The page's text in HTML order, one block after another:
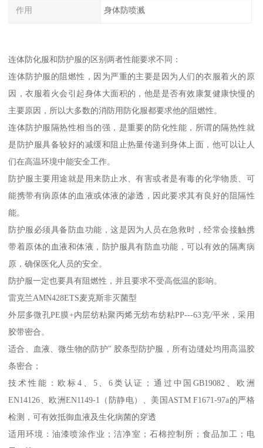
作用 身体防喷溅
连体防化服和防护服的区别两者性能要求不同：
连体防护服的阻燃性，因为严重的主要是因为人们的衣服着火的原
因，衣服着火会引起身体大面积的，他是是否有效康复健康快慢的
主要原因，所以大多数的消防用防化服都要求他的阻燃性。
连体防护服隔热性相当的强，是重要的防化性能，所谓的隔热性就
是防护服具备较好的减缓和阻止热量传递到身体上面，他可以让人
们在高温环境中能安全工作。
防护服主要用途就是用来防止水、有害或者是有毒的化学物质、可
能携带有病原体的血液或体液的渗透，因此要求其有良好的阻隔性
能。
防护服必须具备防血功能，这是因为人员在急救时，经常会接触携
带着原体的血液和体液，防护服具有防血功能，可以有效的隔离病
原，确保医化人员的安全。
防护服一定也要具有阻燃性，并且要求不受高低温的影响。
雷克兰AMN428ETS麦克斯非灭菌型
外层多微孔PE膜+内层纺粘聚丙烯无纺布纺粘PP---63克/平米，采用
胶带密合。
适合、血液、微生物的防护" 胶条型防护服，所有边缝处均用高温胶
条密合；
技术性能：欧标4、5、6类认证；通过中国GB19082、欧洲
EN14126、欧洲EN1149-1（防静电）、美国ASTM F1671-97a的严格
检测，可有效抵御血液及生化病菌的穿透
适用环境：油漆喷涂作业；洁净室；石棉控制所；食品加工；电